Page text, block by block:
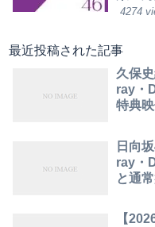
4274
最近投稿された記事
久保
ray・
特典
日向
ray・
と通
【